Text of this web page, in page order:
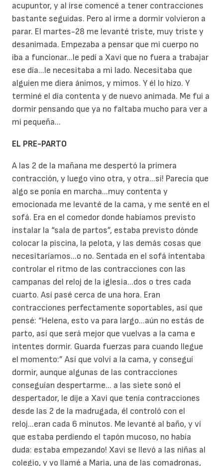
acupuntor, y al irse comencé a tener contracciones
bastante seguidas. Pero al irme a dormir volvieron a
parar. El martes-28 me levanté triste, muy triste y
desanimada. Empezaba a pensar que mi cuerpo no
iba a funcionar...le pedí a Xavi que no fuera a trabajar
ese día...le necesitaba a mi lado. Necesitaba que
alguien me diera ánimos, y mimos. Y él lo hizo. Y
terminé el día contenta y de nuevo animada. Me fui a
dormir pensando que ya no faltaba mucho para ver a
mi pequeña...
EL PRE-PARTO
A las 2 de la mañana me despertó la primera
contracción, y luego vino otra, y otra...sí! Parecía que
algo se ponía en marcha...muy contenta y
emocionada me levanté de la cama, y me senté en el
sofá. Era en el comedor donde habíamos previsto
instalar la “sala de partos”, estaba previsto dónde
colocar la piscina, la pelota, y las demás cosas que
necesitaríamos...o no. Sentada en el sofá intentaba
controlar el ritmo de las contracciones con las
campanas del reloj de la iglesia...dos o tres cada
cuarto. Así pasé cerca de una hora. Eran
contracciones perfectamente soportables, así que
pensé: “Helena, esto va para largo...aún no estás de
parto, así que será mejor que vuelvas a la cama e
intentes dormir. Guarda fuerzas para cuando llegue
el momento:” Así que volví a la cama, y conseguí
dormir, aunque algunas de las contracciones
conseguían despertarme... a las siete sonó el
despertador, le dije a Xavi que tenía contracciones
desde las 2 de la madrugada, él controló con el
reloj...eran cada 6 minutos. Me levanté al baño, y ví
que estaba perdiendo el tapón mucoso, no había
duda: estaba empezando! Xavi se llevó a las niñas al
colegio, y yo llamé a Maria, una de las comadronas,